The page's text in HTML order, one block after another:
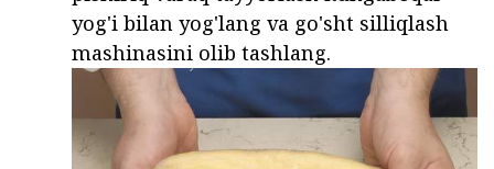
yog'i bilan yog'lang va go'sht silliqlash
mashinasini olib tashlang.